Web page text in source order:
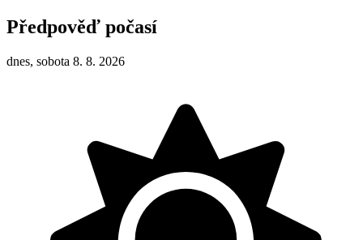
Předpověď počasí
dnes, sobota 8. 8. 2026